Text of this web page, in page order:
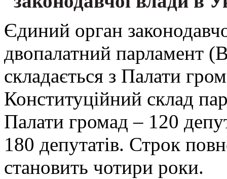
Єдиний орган
двопалатний парламент
складається з Палати
Конституційний склад
Палати громад – 120
180 депутатів. Строк
становить чотири роки.